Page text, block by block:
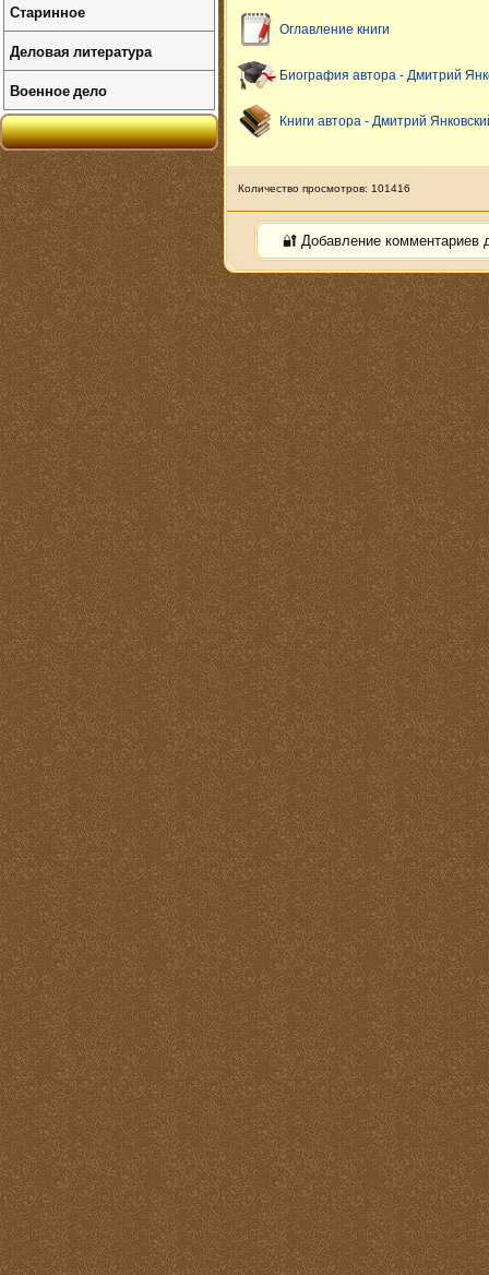
Оглавление книги
Биография автора - Дмитрий
Книги автора - Дмитрий
Количество просмотров: 101416
🔐 Добавление комментариев
Старинное
Деловая литература
Военное дело